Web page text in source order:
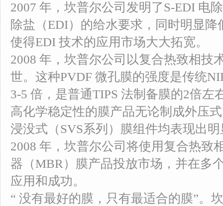
2007 年，坎普尔公司发明了S-EDI 电
除盐（EDI）的给水要求，同时明显
使得EDI 技术的应用市场大大拓宽。
2008 年，坎普尔公司以复合热致相技
世。这种PVDF 微孔膜的强度是传统
3-5 倍，是普通TIPS 法制备膜的2倍左
高化学稳定性的膜产品无论制成外压
浸没式（SVS系列）膜组件均表现出
2008 年，坎普尔公司将使用复合热致
器（MBR）膜产品投放市场，并在多
应用和成功。
“ 没有最好的膜，只有最适合的膜”。